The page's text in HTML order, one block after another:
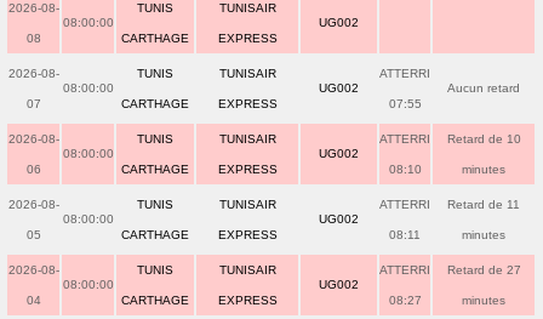
2026-08-
08
08:00:00
TUNIS
CARTHAGE
TUNISAIR
EXPRESS
UG002
2026-08-
07
08:00:00
TUNIS
CARTHAGE
TUNISAIR
EXPRESS
UG002
ATTERRI
07:55
Aucun retard
2026-08-
06
08:00:00
TUNIS
CARTHAGE
TUNISAIR
EXPRESS
UG002
ATTERRI
08:10
Retard de 10
minutes
2026-08-
05
08:00:00
TUNIS
CARTHAGE
TUNISAIR
EXPRESS
UG002
ATTERRI
08:11
Retard de 11
minutes
2026-08-
04
08:00:00
TUNIS
CARTHAGE
TUNISAIR
EXPRESS
UG002
ATTERRI
08:27
Retard de 27
minutes